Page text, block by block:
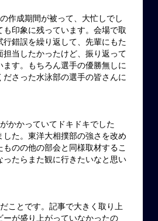
作成期間が被って、大忙しでし
印象に残っています。会場で取
錯誤を繰り返して、先輩にもた
当したかったけど、振り返って
す。もちろん選手の優勝無しに
さった水泳部の選手の皆さんに
かかっていてドキドキでした
た。東洋大相撲部の強さを改め
のの他の部会と同様取材するこ
たらまた観に行きたいなと思い
ことです。記事で大きく取り上
が盛り上がっていなかったの